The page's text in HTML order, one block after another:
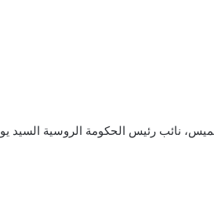
نائب رئيس الحكومة الروسية السيد